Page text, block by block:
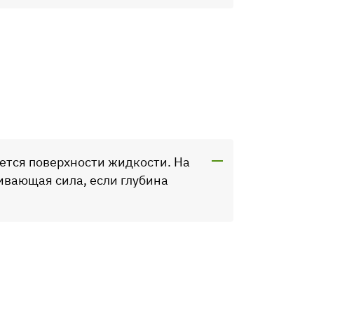
поверхности жидкости. На
сила, если глубина